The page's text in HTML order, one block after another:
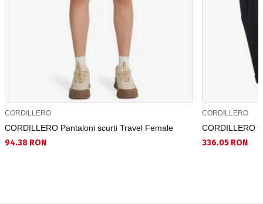
CORDILLERO
CORDILLERO Pantaloni scurti Travel Female
94.38 RON
CORDILLERO
CORDILLERO
336.05 RON